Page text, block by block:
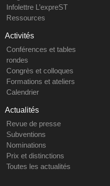
Infolettre L’expreST
Ressources
Activités
Conférences et tables
rondes
Congrès et colloques
Formations et ateliers
Calendrier
Actualités
Revue de presse
Subventions
Nominations
Prix et distinctions
Toutes les actualités